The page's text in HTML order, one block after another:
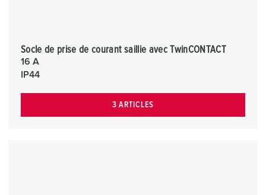
Socle de prise de courant saillie avec TwinCONTACT
16 A
IP44
3 ARTICLES